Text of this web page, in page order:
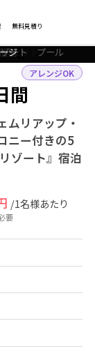
無料見積り
詳細
間
ムリアップ・
ニー付きの5
ゾート』宿泊
アレンジOK
/1名様あたり
要
セット
侶
ゾート プール
ジ
フォトギャラリー